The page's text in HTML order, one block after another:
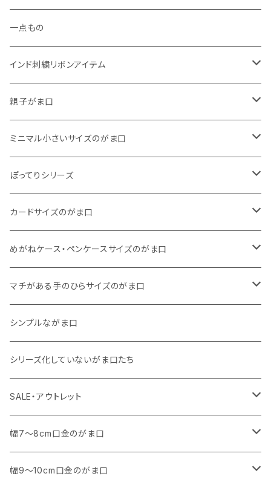
一点もの
インド刺繍リボンアイテム
がま口
巾着
親子がま口
・ ぷっくりタイプ
くったりコットンキャンバス
11号帆布
・ 四角いマチのたっぷりサイズ
くったりコットンキャンバス
11号帆布
・ 四角いマチのスリムコンパクトタイプ
くったりコットンキャンバス
11号帆布
・ マチなしスリムタイプ
くったりコットンキャンバス
リネン
ミニマル小さいサイズのがま口
・ くったりコットンキャンバス
・ リネン
・ 柄いろいろ
ぽってりシリーズ
・ がま口
・ 巾着ポーチ
カードサイズのがま口
・ くったりコットンキャンバス
・ 11号帆布
・ リネン
めがねケース・ペンケースサイズのがま口
・ くったりコットンキャンバス
・ 11号帆布
・ その他
マチがある手のひらサイズのがま口
・ 小さいサイズ
11号帆布
コットンキャンバス
・ 中くらいのサイズ
コットンキャンバス
シンプルながま口
シリーズ化していないがま口たち
SALE・アウトレット
SALE
アウトレット
幅7～8cm口金のがま口
・ 角型
幅9～10cm口金のがま口